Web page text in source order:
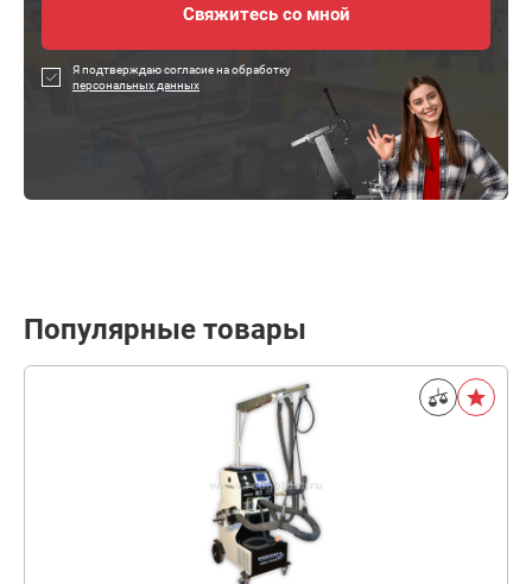
Я подтверждаю согласие на обработку
персональных данных
Популярные товары